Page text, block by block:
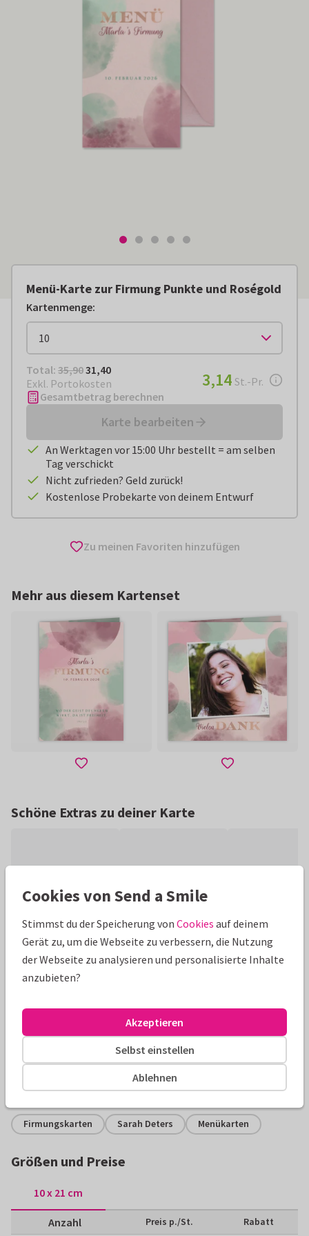
Menü-Karte zur Firmung Punkte und Roségold
Kartenmenge:
Total: € 31,40
Total: 35,9031,40
Exkl. Portokosten
€ 3,14pro Stück
3,14 St.-Pr.
Gesamtbetrag berechnen
Karte bearbeiten
An Werktagen vor 15:00 Uhr bestellt = am selben
Tag verschickt
Nicht zufrieden? Geld zurück!
Kostenlose Probekarte von deinem Entwurf
Zu meinen Favoriten hinzufügen
Mehr aus diesem Kartenset
Schöne Extras zu deiner Karte
Moderne Menü-Karte für die Firmungsfeier im Watercolor-
Look mit Akzent in Roségold (kein Gold-Druck). Ganz nach
Alle Karten können nach Wunsch angepasst werden.
Firmungskarten Sarah Deters Menükarten
Größen und Preise
10 x 21 cm
Anzahl Preis p./St. Rabatt
Cookies von Send a Smile
Stimmst du der Speicherung von Cookies auf deinem
Gerät zu, um die Webseite zu verbessern, die Nutzung
der Webseite zu analysieren und personalisierte Inhalte
anzubieten?
Ablehnen
Selbst einstellen
Akzeptieren